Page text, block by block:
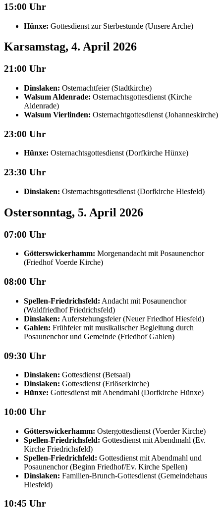
15:00 Uhr
Hünxe: Gottesdienst zur Sterbestunde (Unsere Arche)
Karsamstag, 4. April 2026
21:00 Uhr
Dinslaken: Osternachtfeier (Stadtkirche)
Walsum Aldenrade: Osternachtsgottesdienst (Kirche
Aldenrade)
Walsum Vierlinden: Osternachtgottesdienst (Johanneskirche)
23:00 Uhr
Hünxe: Osternachtsgottesdienst (Dorfkirche Hünxe)
23:30 Uhr
Dinslaken: Osternachtsgottesdienst (Dorfkirche Hiesfeld)
Ostersonntag, 5. April 2026
07:00 Uhr
Götterswickerhamm: Morgenandacht mit Posaunenchor
(Friedhof Voerde Kirche)
08:00 Uhr
Spellen-Friedrichsfeld: Andacht mit Posaunenchor
(Waldfriedhof Friedrichsfeld)
Dinslaken: Auferstehungsfeier (Neuer Friedhof Hiesfeld)
Gahlen: Frühfeier mit musikalischer Begleitung durch
Posaunenchor und Gemeinde (Friedhof Gahlen)
09:30 Uhr
Dinslaken: Gottesdienst (Betsaal)
Dinslaken: Gottesdienst (Erlöserkirche)
Hünxe: Gottesdienst mit Abendmahl (Dorfkirche Hünxe)
10:00 Uhr
Götterswickerhamm: Ostergottesdienst (Voerder Kirche)
Spellen-Friedrichsfeld: Gottesdienst mit Abendmahl (Ev.
Kirche Friedrichsfeld)
Spellen-Friedrichfeld: Gottesdienst mit Abendmahl und
Posaunenchor (Beginn Friedhof/Ev. Kirche Spellen)
Dinslaken: Familien-Brunch-Gottesdienst (Gemeindehaus
Hiesfeld)
10:45 Uhr